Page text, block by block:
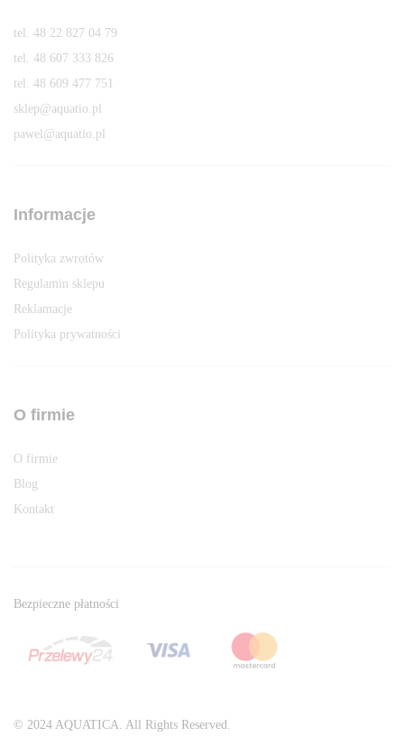
tel. 48 22 827 04 79
tel. 48 607 333 826
tel. 48 609 477 751
sklep@aquatio.pl
pawel@aquatio.p
Informacje
Polityka zwrotów
Regulamin sklepu
Reklamacje
Polityka prywatności
O firmie
O firmie
Blog
Kontakt
© 2024 AQUATICA. All Rights Reserved.
Bezpieczne płatności